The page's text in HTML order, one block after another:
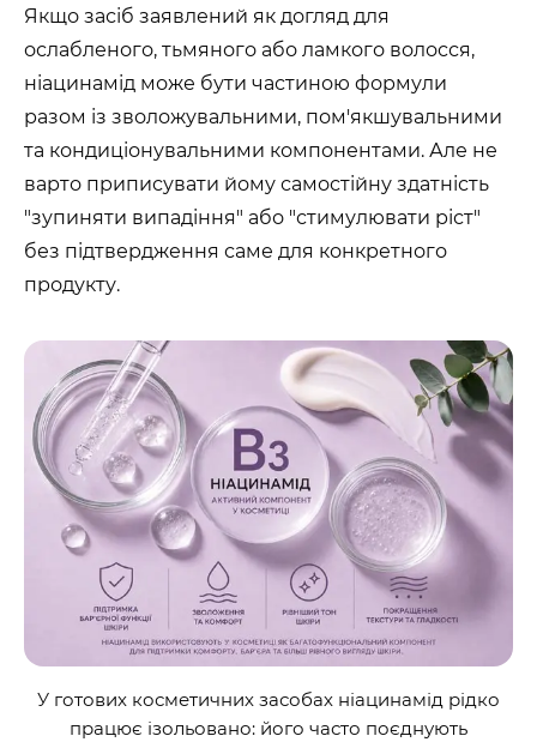
Якщо засіб заявлений як догляд для
ослабленого, тьмяного або ламкого волосся,
ніацинамід може бути частиною формули
разом із зволожувальними, пом'якшувальними
та кондиціонувальними компонентами. Але не
варто приписувати йому самостійну здатність
"зупиняти випадіння" або "стимулювати ріст"
без підтвердження саме для конкретного
продукту.
У готових косметичних засобах ніацинамід рідко
працює ізольовано: його часто ​​​​​поєднують